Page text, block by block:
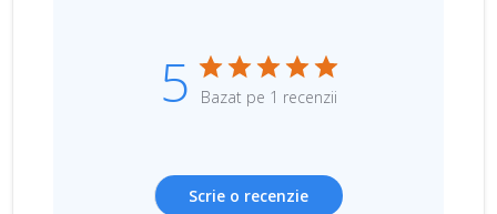
5 Bazat pe 1 recenzii
Scrie o recenzie